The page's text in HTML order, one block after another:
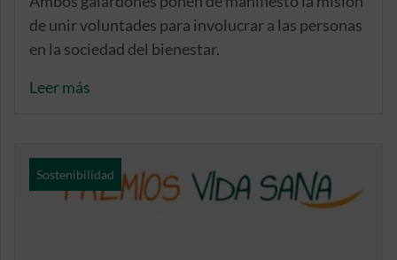
de unir voluntades para involucrar a las personas
en la sociedad del bienestar.
Leer más
Sostenibilidad